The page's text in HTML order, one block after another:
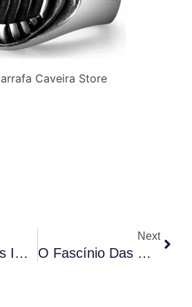
Caveira Store
Cinco Destinos Imperdíveis Para Amantes Do Rock: Roteiros De Viagem Para Explorar O Mundo Da Música
Next
O Fascínio Das Caveiras Na Arte: Explorando A Representação Da Morte E Da Transitoriedade Na Arte